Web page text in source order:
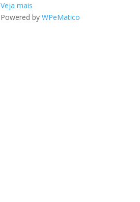
Veja mais
Powered byWPeMatico